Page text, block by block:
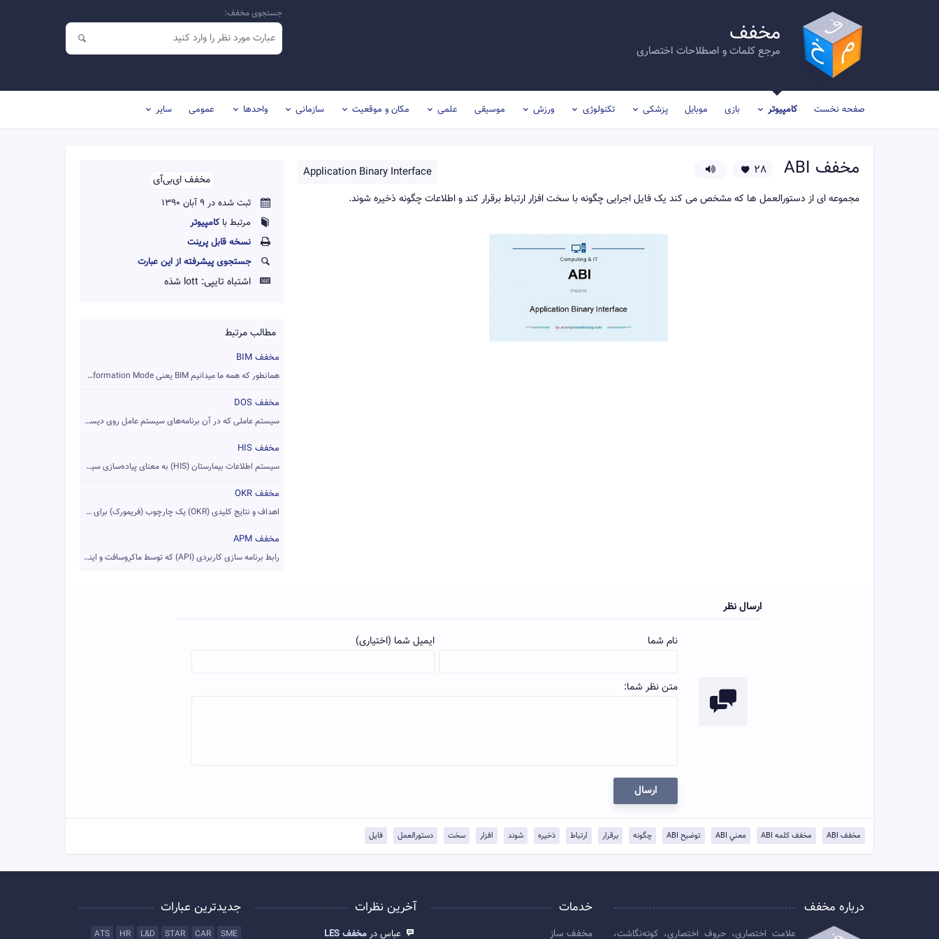
مخفف
مرجع کلمات و اصطلاحات اختصاری
جستجوی مخفف:
صفحه نخست کامپیوتر بازی موبایل پزشکی تکنولوژی ورزش موسیقی علمی مکان و موقعیت سازمانی واحدها عمومی سایر
مخفف ABI
Application Binary Interface 28
مجموعه ای از دستورالعمل ها که مشخص می کند یک فایل اجرایی چگونه با سخت افزار ارتباط برقرار کند و اطلاعات چگونه ذخیره شوند.
مخفف ای‌بی‌آی‌‌
ثبت شده در 9 آبان 1390
مرتبط باکامپیوتر
نسخه قابل پرينت
جستجوی پیشرفته از این عبارت
اشتباه تایپی: lott شذه
مطالب مرتبط
مخفف BIM
همانطور که همه ما میدانیم BIM یعنی Building Information Mode...
مخفف DOS
سیستم عاملی که در آن برنامه‌های سیستم عامل روی دیسک‌های مغنا...
مخفف HIS
سیستم اطلاعات بیمارستان (HIS) به معنای پیاده‌سازی سیستم یکپا...
مخفف OKR
اهداف و نتایج کلیدی (OKR) یک چارچوب (فریمورک) برای تعریف و ر...
مخفف APM
رابط برنامه سازی کاربردی (API) که توسط ماکروسافت و اینتل ارا...
ارسال نظر
نام شما ایمیل شما (اختیاری)
متن نظر شما:
ارسال
مخفف ABI مخفف کلمه ABI معني ABI توضيح ABI چگونه برقرار ارتباط ذخیره شوند افزار سخت دستورالعمل فایل
درباره مخفف
علامت اختصاری، حروف اختصاری، کوته‌نگاشت،
خدمات
مخفف ساز
آخرین نظرات
عباس در مخفف LES
جدیدترین عبارات
SME
CAR
STAR
L&D
HR
ATS